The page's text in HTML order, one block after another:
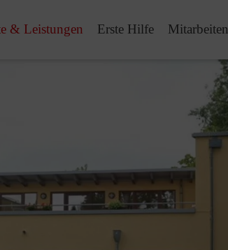
& Leistungen Erste Hilfe Mitarbeiten